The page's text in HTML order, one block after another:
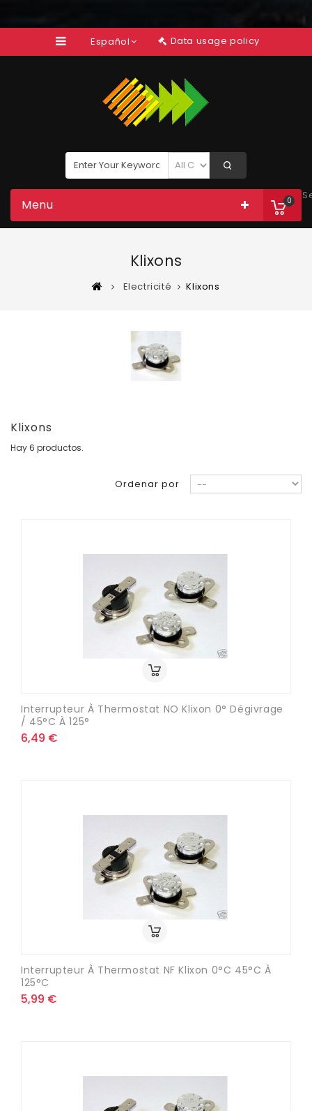
Español Data usage policy
0
Menu
Klixons
Electricité Klixons
Klixons
Hay 6 productos.
Ordenar por
Interrupteur À Thermostat NO Klixon 0° Dégivrage
/ 45°C À 125°
6,49 €
Interrupteur À Thermostat NF Klixon 0°C 45°C À
125°C
5,99 €